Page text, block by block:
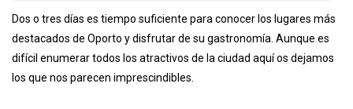
Dos o tres días es tiempo suficiente para conocer los lugares más
destacados de Oporto y disfrutar de su gastronomía. Aunque es
difícil enumerar todos los atractivos de la ciudad aquí os dejamos
los que nos parecen imprescindibles.